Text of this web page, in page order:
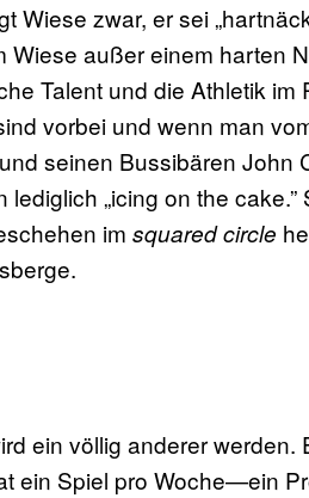
Wiese zwar, er sei
Wiese außer einem harten
Talent und die Athletik
vorbei und wenn man
seinen Bussibären John
„icing on the
im squared circle
ein völlig anderer
ein Spiel pro Woche—ein